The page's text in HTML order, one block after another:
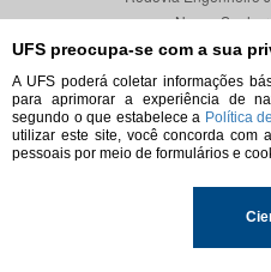
UFS preocupa-se com a sua
A UFS poderá coletar informações
para aprimorar a experiência de
segundo o que estabelece a Política
utilizar este site, você concorda com
pessoais por meio de formulários e
Nossa
CEP
© 2026. Todos os
Universidade